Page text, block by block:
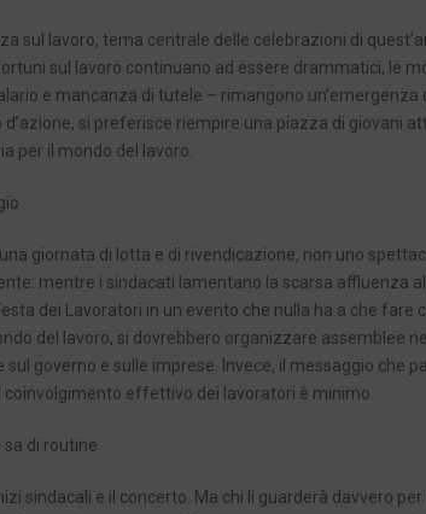
sul lavoro, tema centrale delle celebrazioni di
sul lavoro continuano ad essere drammatici, le
e mancanza di tutele – rimangono
si preferisce riempire una piazza di giovani
per il mondo del lavoro.
una giornata di lotta e di rivendicazione, non uno
mentre i sindacati lamentano la scarsa affluenza
dei Lavoratori in un evento che nulla ha a che fare
del lavoro, si dovrebbero organizzare assemblee
governo e sulle imprese. Invece, il messaggio che
coinvolgimento effettivo dei lavoratori è minimo.
di routine
sindacali e il concerto. Ma chi li guarderà davvero